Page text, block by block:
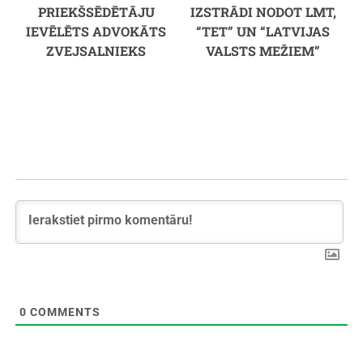
PRIEKŠSĒDĒTĀJU
IEVĒLĒTS ADVOKĀTS
ZVEJSALNIEKS
IZSTRĀDI NODOT LMT,
“TET” UN “LATVIJAS
VALSTS MEŽIEM”
0 COMMENTS